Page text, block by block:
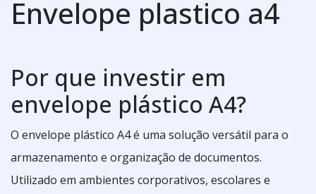
Envelope plastico a4
Por que investir em
envelope plástico A4?
O envelope plástico A4 é uma solução versátil para o
armazenamento e organização de documentos.
Utilizado em ambientes corporativos, escolares e